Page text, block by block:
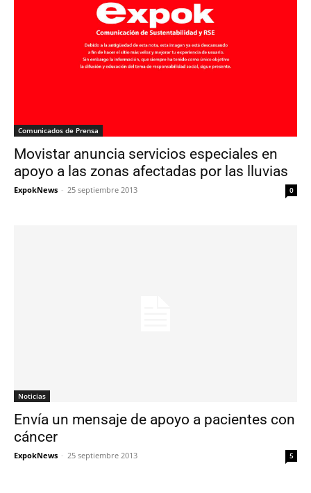
Comunicados de Prensa
Movistar anuncia servicios especiales en
apoyo a las zonas afectadas por las lluvias
ExpokNews - 25 septiembre 2013 0
Noticias
Envía un mensaje de apoyo a pacientes con
cáncer
ExpokNews - 25 septiembre 2013 5